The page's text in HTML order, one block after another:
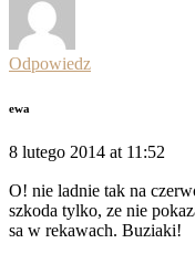
Odpowiedz
ewa
8 lutego 2014 at 11:52
O! nie ladnie tak na
szkoda tylko, ze nie
sa w rekawach. Buziaki!